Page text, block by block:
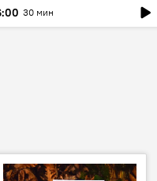
30 мин